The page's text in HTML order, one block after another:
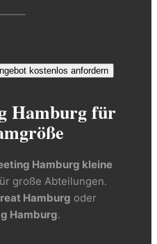
kostenlos anfordern
Hamburg für
Hamburg kleine
große Abteilungen.
Hamburg oder
Hamburg.